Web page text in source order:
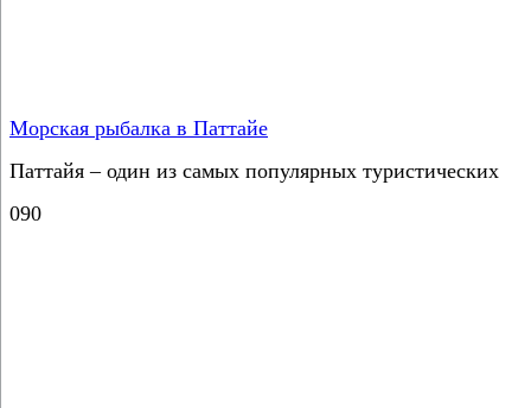
Морская рыбалка в Паттайе
Паттайя – один из самых популярных туристических
090